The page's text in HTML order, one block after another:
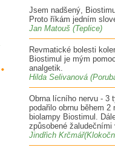
Jsem nadšený,
Proto říkám jedním
Jan Matouš (Teplice)
Revmatické bolesti
Biostimul je mým
analgetik.
Hilda Selivanová
Obrna lícního nervu - 3
podařilo obrnu během
biolampy Biostimul.
způsobené
Jindřich